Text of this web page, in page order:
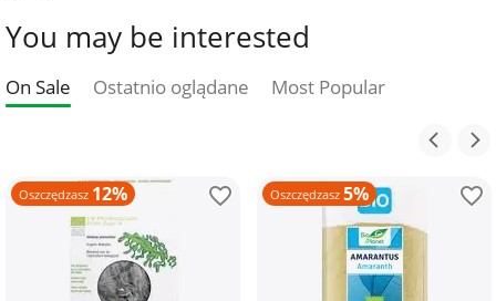
You may be interested
On Sale Ostatnio oglądane Most Popular
Oszczędzasz 12% Oszczędzasz 5%